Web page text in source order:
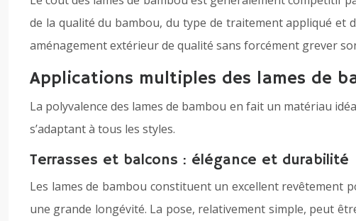
de la qualité du bambou, du type de traitement appliqué et
aménagement extérieur de qualité sans forcément grever
Applications multiples des lames de
La polyvalence des lames de bambou en fait un matériau
s’adaptant à tous les styles.
Terrasses et balcons : élégance et durabilité
Les lames de bambou constituent un excellent revêtement
une grande longévité. La pose, relativement simple, peut